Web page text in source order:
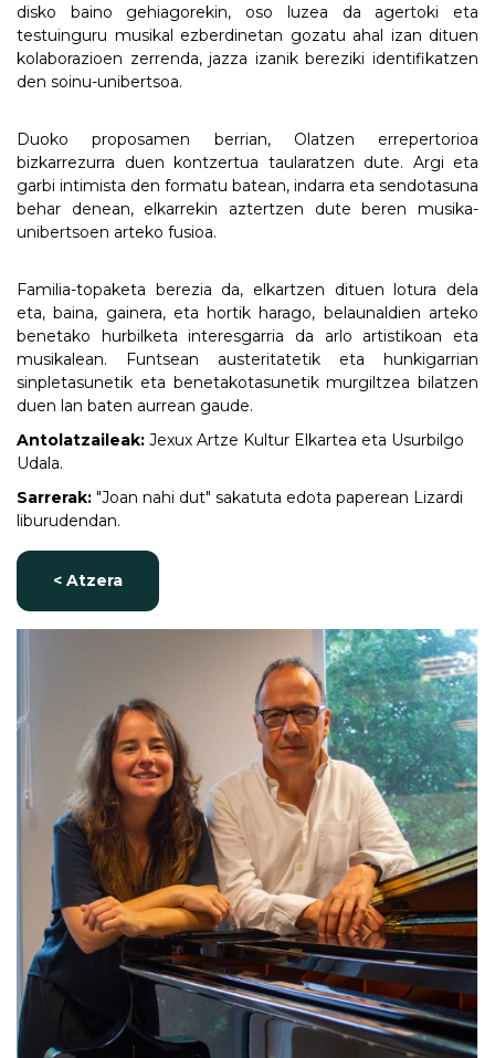
disko baino gehiagorekin, oso luzea da agertoki eta
testuinguru musikal ezberdinetan gozatu ahal izan dituen
kolaborazioen zerrenda, jazza izanik bereziki identifikatzen
den soinu-unibertsoa.
Duoko proposamen berrian, Olatzen errepertorioa
bizkarrezurra duen kontzertua taularatzen dute. Argi eta
garbi intimista den formatu batean, indarra eta sendotasuna
behar denean, elkarrekin aztertzen dute beren musika-
unibertsoen arteko fusioa.
Familia-topaketa berezia da, elkartzen dituen lotura dela
eta, baina, gainera, eta hortik harago, belaunaldien arteko
benetako hurbilketa interesgarria da arlo artistikoan eta
musikalean. Funtsean austeritatetik eta hunkigarrian
sinpletasunetik eta benetakotasunetik murgiltzea bilatzen
duen lan baten aurrean gaude.
Antolatzaileak: Jexux Artze Kultur Elkartea eta Usurbilgo
Udala.
Sarrerak: "Joan nahi dut" sakatuta edota paperean Lizardi
liburudendan.
< Atzera